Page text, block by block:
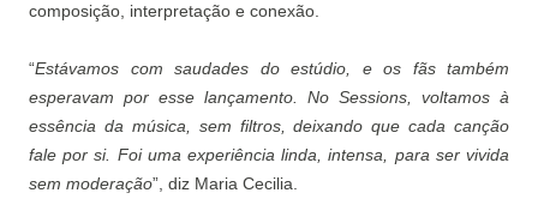
composição, interpretação e conexão.
“Estávamos com saudades do estúdio, e os fãs também
esperavam por esse lançamento. No Sessions, voltamos à
essência da música, sem filtros, deixando que cada canção
fale por si. Foi uma experiência linda, intensa, para ser vivida
sem moderação”, diz Maria Cecilia.